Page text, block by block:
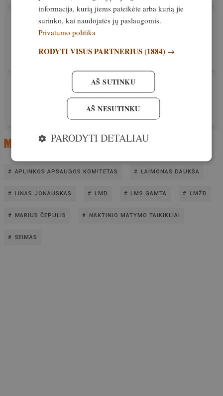
VMVT: būtina imtis griežtesnių priemonių
reguliuojant šernų populiaciją ir afrikinio
kiaulių maro plitimą jau dabar
AKM valdymo priemonės aptartos su Lietuvos
kiaulių augintojų asociacija
28. vasaris, 2023
APLINKOS APSAUGOS KOMITETAS LAIMONAS DAUKŠA
LINAS JONAUSKAS LMD LMS GAMTA LMŽD
MARIUS ČEPULIS NAKTINIO MATYMO TAIKIKLIAI
SEIMAS
informacija, kurią jiems pateikėte arba kurią jie
surinko, kai naudojatės jų paslaugomis.
Privatumo politika
RODYTI VISUS PARTNERIUS(1884) →
AŠ SUTINKU
AŠ NESUTINKU
PARODYTI DETALIAU